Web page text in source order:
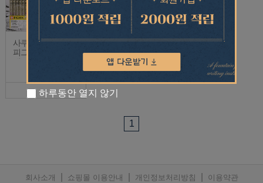
사쿠라 파인라이너
피그마 마이크론 블
1
회사소개 쇼핑몰 이용안내 개인정보처리방침 이용약관
하루동안 열지 않기